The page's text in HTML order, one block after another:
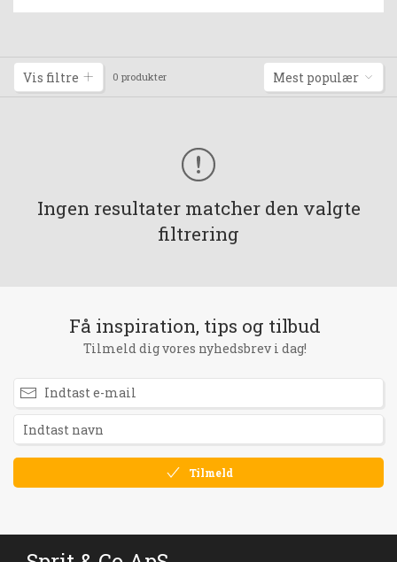
Vis filtre 0 produkter Mest populær
Ingen resultater matcher den valgte
filtrering
Få inspiration, tips og tilbud
Tilmeld dig vores nyhedsbrev i dag!
Tilmeld